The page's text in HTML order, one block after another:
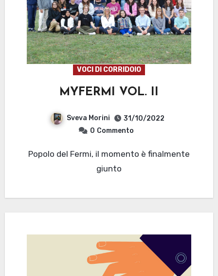
VOCI DI CORRIDOIO
MYFERMI VOL. II
Sveva Morini
31/10/2022
0 Commento
Popolo del Fermi, il momento è finalmente
giunto